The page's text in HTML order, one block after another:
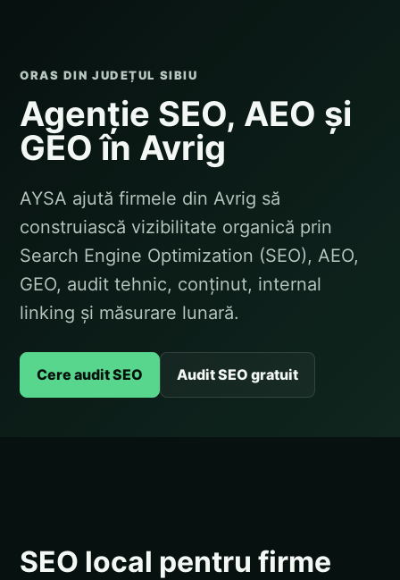
ORAS DIN JUDEȚUL SIBIU
Agenție SEO, AEO și
GEO în Avrig
AYSA ajută firmele din Avrig să
construiască vizibilitate organică prin
Search Engine Optimization (SEO), AEO,
GEO, audit tehnic, conținut, internal
linking și măsurare lunară.
Cere audit SEO Audit SEO gratuit
SEO local pentru firme